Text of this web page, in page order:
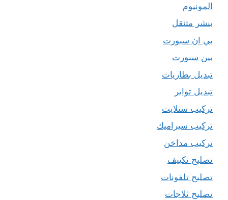
المونيوم
بنشر متنقل
بي ان سبورت
بين سبورت
تبديل بطاريات
تبديل تواير
تركيب ستلايت
تركيب سيراميك
تركيب مداخن
تصليح تكييف
تصليح تلفونات
تصليح ثلاجات